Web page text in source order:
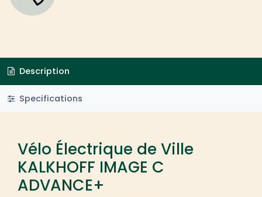
Description
Specifications
Vélo Électrique de Ville
KALKHOFF IMAGE C
ADVANCE+